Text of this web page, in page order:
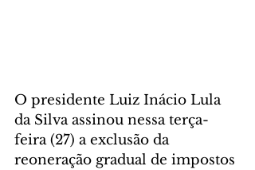
O presidente Luiz Inácio Lula
da Silva assinou nessa terça-
feira (27) a exclusão da
reoneração gradual de impostos